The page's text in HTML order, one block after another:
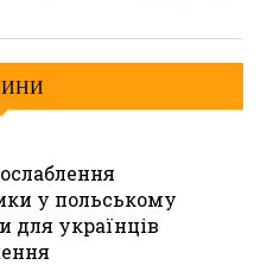
у польському
для українців